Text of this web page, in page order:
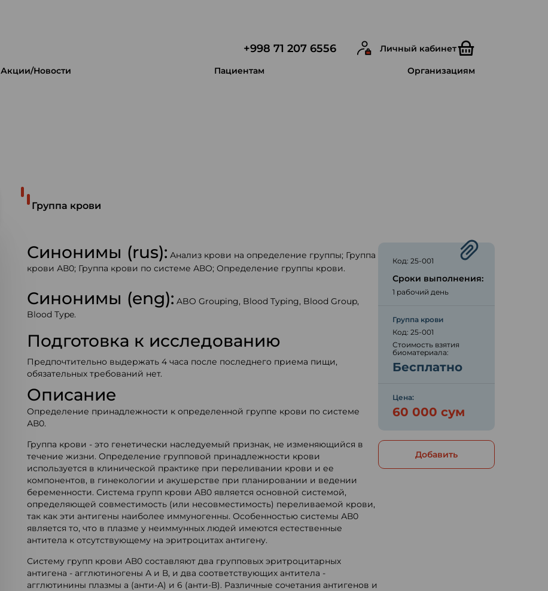
+998 71 207 6556 Личный кабинет
Акции/Новости Пациентам Организациям
Группа крови
Синонимы (rus): Анализ крови на определение группы; Группа
крови АВ0; Группа крови по системе АВО; Определение группы крови.
Синонимы (eng): ABO Grouping, Blood Typing, Blood Group,
Blood Type.
Подготовка к исследованию
Предпочтительно выдержать 4 часа после последнего приема пищи,
обязательных требований нет.
Описание
Определение принадлежности к определенной группе крови по системе
АВ0.
Группа крови - это генетически наследуемый признак, не изменяющийся в
течение жизни. Определение групповой принадлежности крови
используется в клинической практике при переливании крови и ее
компонентов, в гинекологии и акушерстве при планировании и ведении
беременности. Система групп крови АВ0 является основной системой,
определяющей совместимость (или несовместимость) переливаемой крови,
так как эти антигены наиболее иммуногенны. Особенностью системы АВ0
является то, что в плазме у неиммунных людей имеются естественные
антитела к отсутствующему на эритроцитах антигену.
Систему групп крови АВ0 составляют два групповых эритроцитарных
антигена - агглютиногены А и В, и два соответствующих антитела -
агглютинины плазмы а (анти-А) и 6 (анти-В). Различные сочетания антигенов и
Код: 25-001
Сроки выполнения:
1 рабочий день
Группа крови
Код: 25-001
Стоимость взятия
биоматериала:
Бесплатно
Цена:
60 000 сум
Добавить